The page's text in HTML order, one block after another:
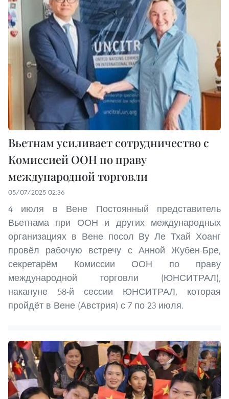
Вьетнам усиливает сотрудничество с
Комиссией ООН по праву
международной торговли
05/07/2025 02:36
4 июля в Вене Постоянный представитель
Вьетнама при ООН и других международных
организациях в Вене посол Ву Ле Тхай Хоанг
провёл рабочую встречу с Анной Жубен-Бре,
секретарём Комиссии ООН по праву
международной торговли (ЮНСИТРАЛ),
накануне 58-й сессии ЮНСИТРАЛ, которая
пройдёт в Вене (Австрия) с 7 по 23 июля.